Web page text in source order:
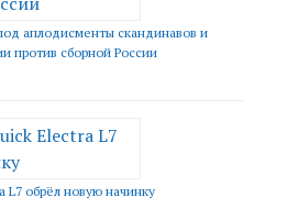
аплодисменты скандинавов и
против сборной России
L7 обрёл новую начинку